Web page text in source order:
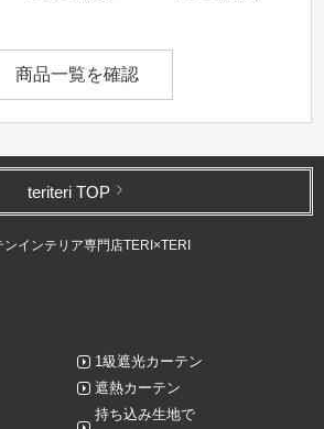
商品一覧を確認
teriteri TOP
ンインテリア専門店TERI×TERI
1級遮光カーテン
遮熱カーテン
持ち込み生地で